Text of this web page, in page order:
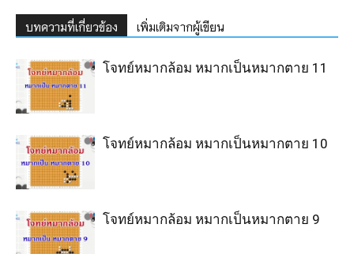
บทความที่เกี่ยวข้อง เพิ่มเติมจากผู้เขียน
โจทย์หมากล้อม หมากเป็นหมากตาย 11
โจทย์หมากล้อม หมากเป็นหมากตาย 10
โจทย์หมากล้อม หมากเป็นหมากตาย 9